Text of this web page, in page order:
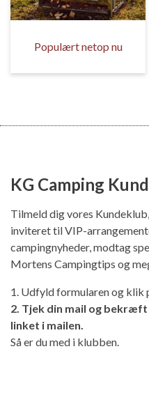
Populært netop nu
KG Camping
Tilmeld dig vores
inviteret til VIP-
campingnyheder, modtag
Mortens Campingtips og
1. Udfyld formularen og klik
2. Tjek din mail og
linket i mailen.
Så er du med i klubben.